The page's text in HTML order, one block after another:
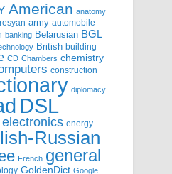
American anatomy
army automobile
banking Belarusian BGL
British building
CD Chambers chemistry
construction
diplomacy
DSL
electronics energy
Russian
French general
GoldenDict Google